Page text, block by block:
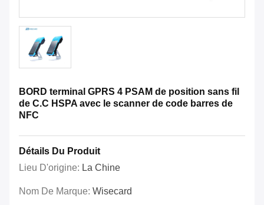
BORD terminal GPRS 4 PSAM de position sans fil
de C.C HSPA avec le scanner de code barres de
NFC
Détails Du Produit
Lieu D'origine: La Chine
Nom De Marque: Wisecard